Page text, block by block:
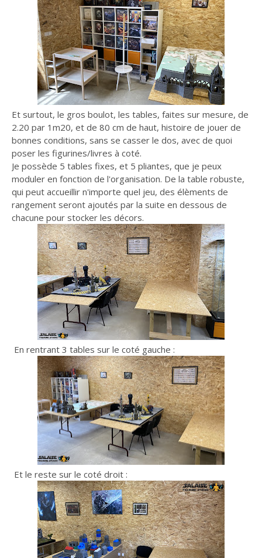
Et surtout, le gros boulot, les tables, faites sur mesure, de
2.20 par 1m20, et de 80 cm de haut, histoire de jouer de
bonnes conditions, sans se casser le dos, avec de quoi
poser les figurines/livres à coté.
Je possède 5 tables fixes, et 5 pliantes, que je peux
moduler en fonction de l'organisation. De la table robuste,
qui peut accueillir n'importe quel jeu, des élèments de
rangement seront ajoutés par la suite en dessous de
chacune pour stocker les décors.
En rentrant 3 tables sur le coté gauche :
Et le reste sur le coté droit :